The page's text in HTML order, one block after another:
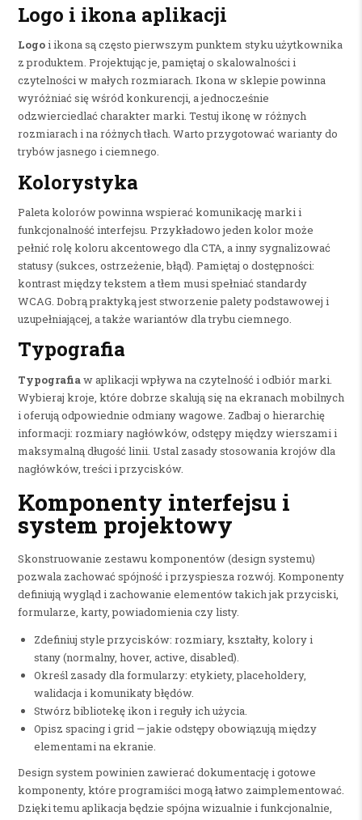
Logo i ikona aplikacji
Logoi ikona są często pierwszym punktem styku użytkownika
z produktem. Projektując je, pamiętaj o skalowalności i
czytelności w małych rozmiarach. Ikona w sklepie powinna
wyróżniać się wśród konkurencji, a jednocześnie
odzwierciedlać charakter marki. Testuj ikonę w różnych
rozmiarach i na różnych tłach. Warto przygotować warianty do
trybów jasnego i ciemnego.
Kolorystyka
Paleta kolorów powinna wspierać komunikację marki i
funkcjonalność interfejsu. Przykładowo jeden kolor może
pełnić rolę koloru akcentowego dla CTA, a inny sygnalizować
statusy (sukces, ostrzeżenie, błąd). Pamiętaj o dostępności:
kontrast między tekstem a tłem musi spełniać standardy
WCAG. Dobrą praktyką jest stworzenie palety podstawowej i
uzupełniającej, a także wariantów dla trybu ciemnego.
Typografia
Typografiaw aplikacji wpływa na czytelność i odbiór marki.
Wybieraj kroje, które dobrze skalują się na ekranach mobilnych
i oferują odpowiednie odmiany wagowe. Zadbaj o hierarchię
informacji: rozmiary nagłówków, odstępy między wierszami i
maksymalną długość linii. Ustal zasady stosowania krojów dla
nagłówków, treści i przycisków.
Komponenty interfejsu i
system projektowy
Skonstruowanie zestawu komponentów (design systemu)
pozwala zachować spójność i przyspiesza rozwój. Komponenty
definiują wygląd i zachowanie elementów takich jak przyciski,
formularze, karty, powiadomienia czy listy.
Zdefiniuj style przycisków: rozmiary, kształty, kolory i
stany (normalny, hover, active, disabled).
Określ zasady dla formularzy: etykiety, placeholdery,
walidacja i komunikaty błędów.
Stwórz bibliotekę ikon i reguły ich użycia.
Opisz spacing i grid — jakie odstępy obowiązują między
elementami na ekranie.
Design system powinien zawierać dokumentację i gotowe
komponenty, które programiści mogą łatwo zaimplementować.
Dzięki temu aplikacja będzie spójna wizualnie i funkcjonalnie,